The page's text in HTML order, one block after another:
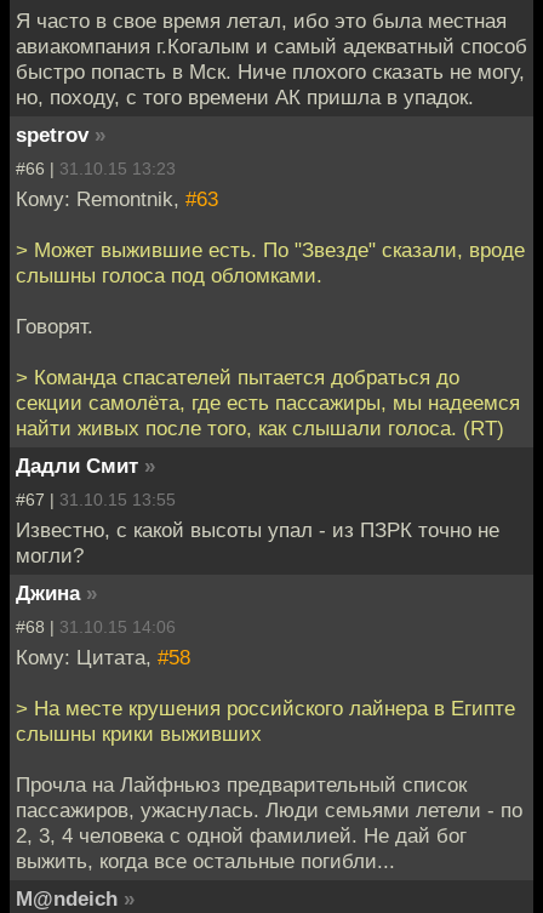
Я часто в свое время летал, ибо это была местная
авиакомпания г.Когалым и самый адекватный способ
быстро попасть в Мск. Ниче плохого сказать не могу,
но, походу, с того времени АК пришла в упадок.
spetrov »
#66 | 31.10.15 13:23
Кому: Remontnik, #63
> Может выжившие есть. По "Звезде" сказали, вроде
слышны голоса под обломками.
Говорят.
> Команда спасателей пытается добраться до
секции самолёта, где есть пассажиры, мы надеемся
найти живых после того, как слышали голоса. (RT)
Дадли Смит »
#67 | 31.10.15 13:55
Известно, с какой высоты упал - из ПЗРК точно не
могли?
Джина »
#68 | 31.10.15 14:06
Кому: Цитата, #58
> На месте крушения российского лайнера в Египте
слышны крики выживших
Прочла на Лайфньюз предварительный список
пассажиров, ужаснулась. Люди семьями летели - по
2, 3, 4 человека с одной фамилией. Не дай бог
выжить, когда все остальные погибли...
M@ndeich »